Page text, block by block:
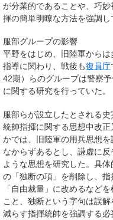
が分業的であることや、巧
揮の簡単明瞭な方法を強調し
服部グループの影響
平野をはじめ、旧陸軍から
指導に関わり、戦後も復員庁
42期）らのグループは警察
に関する研究を行っていた。
服部らが設立したとされる
統帥指揮に関する思想中改
かでは、旧陸軍の用兵思想
なからずあるとし、謙虚に
ような思想を研究した。具
の「独断の項」を削除し、
「自由裁量」に改めるなど
こと、独断という字句は誤
減らす指揮統帥を強調する